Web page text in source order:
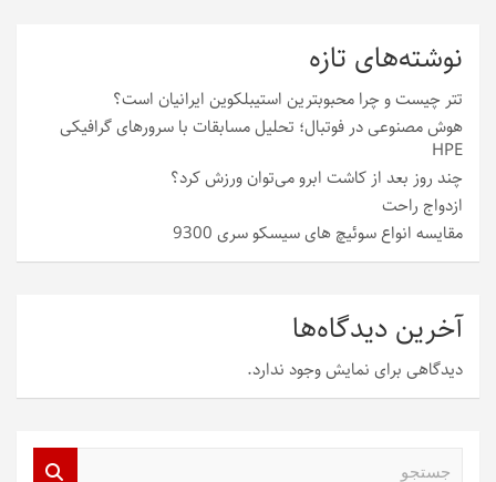
نوشته‌های تازه
تتر چیست و چرا محبوبترین استیبلکوین ایرانیان است؟
هوش مصنوعی در فوتبال؛ تحلیل مسابقات با سرورهای گرافیکی
HPE
چند روز بعد از کاشت ابرو می‌توان ورزش کرد؟
ازدواج راحت
مقایسه انواع سوئیچ های سیسکو سری 9300
آخرین دیدگاه‌ها
دیدگاهی برای نمایش وجود ندارد.